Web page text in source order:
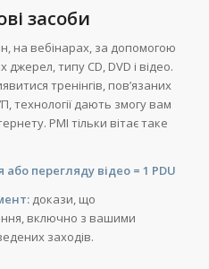
засоби
на вебінарах, за допомогою
типу CD, DVD і відео.
тренінгів, пов’язаних
технології дають змогу вам
PMI тільки вітає таке
перегляду відео = 1 PDU
докази, що
включно з вашими
заходів.